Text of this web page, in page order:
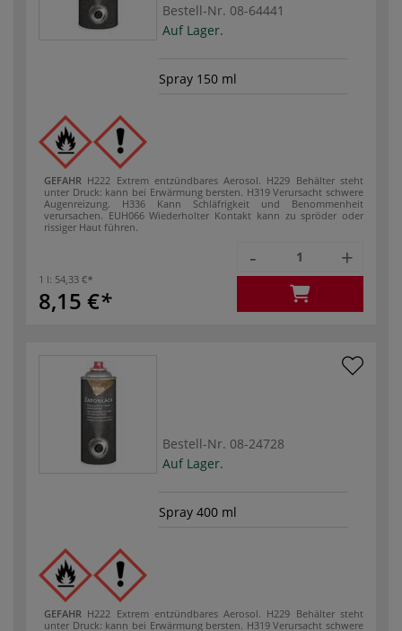
Bestell-Nr. 08-64441
Auf Lager.
Spray 150 ml
GEFAHR H222 Extrem entzündbares Aerosol. H229 Behälter steht
unter Druck: kann bei Erwärmung bersten. H319 Verursacht schwere
Augenreizung.
H336 Kann Schläfrigkeit und Benommenheit
verursachen. EUH066 Wiederholter Kontakt kann zu spröder oder
rissiger Haut führen.
1 l: 54,33 €
8,15 €
- +
Bestell-Nr. 08-24728
Auf Lager.
Spray 400 ml
GEFAHR H222 Extrem entzündbares Aerosol. H229 Behälter steht
unter Druck: kann bei Erwärmung bersten. H319 Verursacht schwere